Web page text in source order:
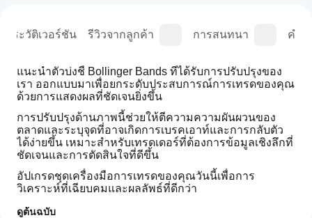
ประวัติเวอร์ชัน รีวิวจากลูกค้า การสนทนา คำถ
แนะนำตัวบ่งชี้ Bollinger Bands ที่ได้รับการปรับปรุงของ
เรา ออกแบบมาเพื่อยกระดับประสบการณ์การเทรดของคุณ
ด้วยการแสดงผลที่ชัดเจนยิ่งขึ้น
การปรับปรุงด้านภาพนี้ช่วยให้ตีความความผันผวนของ
ตลาดและระบุจุดที่อาจเกิดการเบรคเอาท์และการกลับตัว
ได้ง่ายขึ้น เหมาะสำหรับเทรดเดอร์ที่ต้องการข้อมูลเชิงลึกที่
ชัดเจนและการตัดสินใจที่ดีขึ้น
อัปเกรดชุดเครื่องมือการเทรดของคุณวันนี้เพื่อการ
วิเคราะห์ที่เฉียบคมและผลลัพธ์ที่ดีกว่า
ดูต้นฉบับ